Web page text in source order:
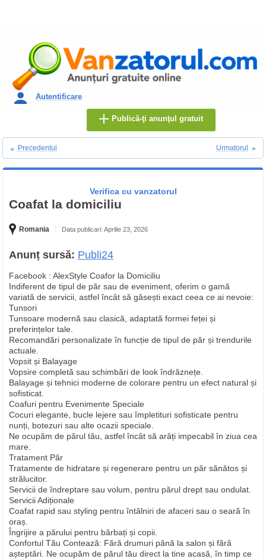
Autentificare
Publică-ţi anunţul gratuit
Precedentul Urmatorul
Verifica cu vanzatorul
Coafat la domiciliu
Romania Data publicari: Aprilie 23, 2026
Anunț sursă: Publi24
Facebook : AlexStyle Coafor la Domiciliu
Indiferent de tipul de păr sau de eveniment, oferim o gamă
variată de servicii, astfel încât să găsești exact ceea ce ai nevoie:
Tunsori
Tunsoare modernă sau clasică, adaptată formei feței și
preferințelor tale.
Recomandări personalizate în funcție de tipul de păr și trendurile
actuale.
Vopsit și Balayage
Vopsire completă sau schimbări de look îndrăznețe.
Balayage și tehnici moderne de colorare pentru un efect natural și
sofisticat.
Coafuri pentru Evenimente Speciale
Cocuri elegante, bucle lejere sau împletituri sofisticate pentru
nunți, botezuri sau alte ocazii speciale.
Ne ocupăm de părul tău, astfel încât să arăți impecabil în ziua cea
mare.
Tratament Păr
Tratamente de hidratare și regenerare pentru un păr sănătos și
strălucitor.
Servicii de îndreptare sau volum, pentru părul drept sau ondulat.
Servicii Adiționale
Coafat rapid sau styling pentru întâlniri de afaceri sau o seară în
oraș.
Îngrijire a părului pentru bărbați și copii.
Confortul Tău Contează: Fără drumuri până la salon și fără
așteptări. Ne ocupăm de părul tău direct la tine acasă, în timp ce